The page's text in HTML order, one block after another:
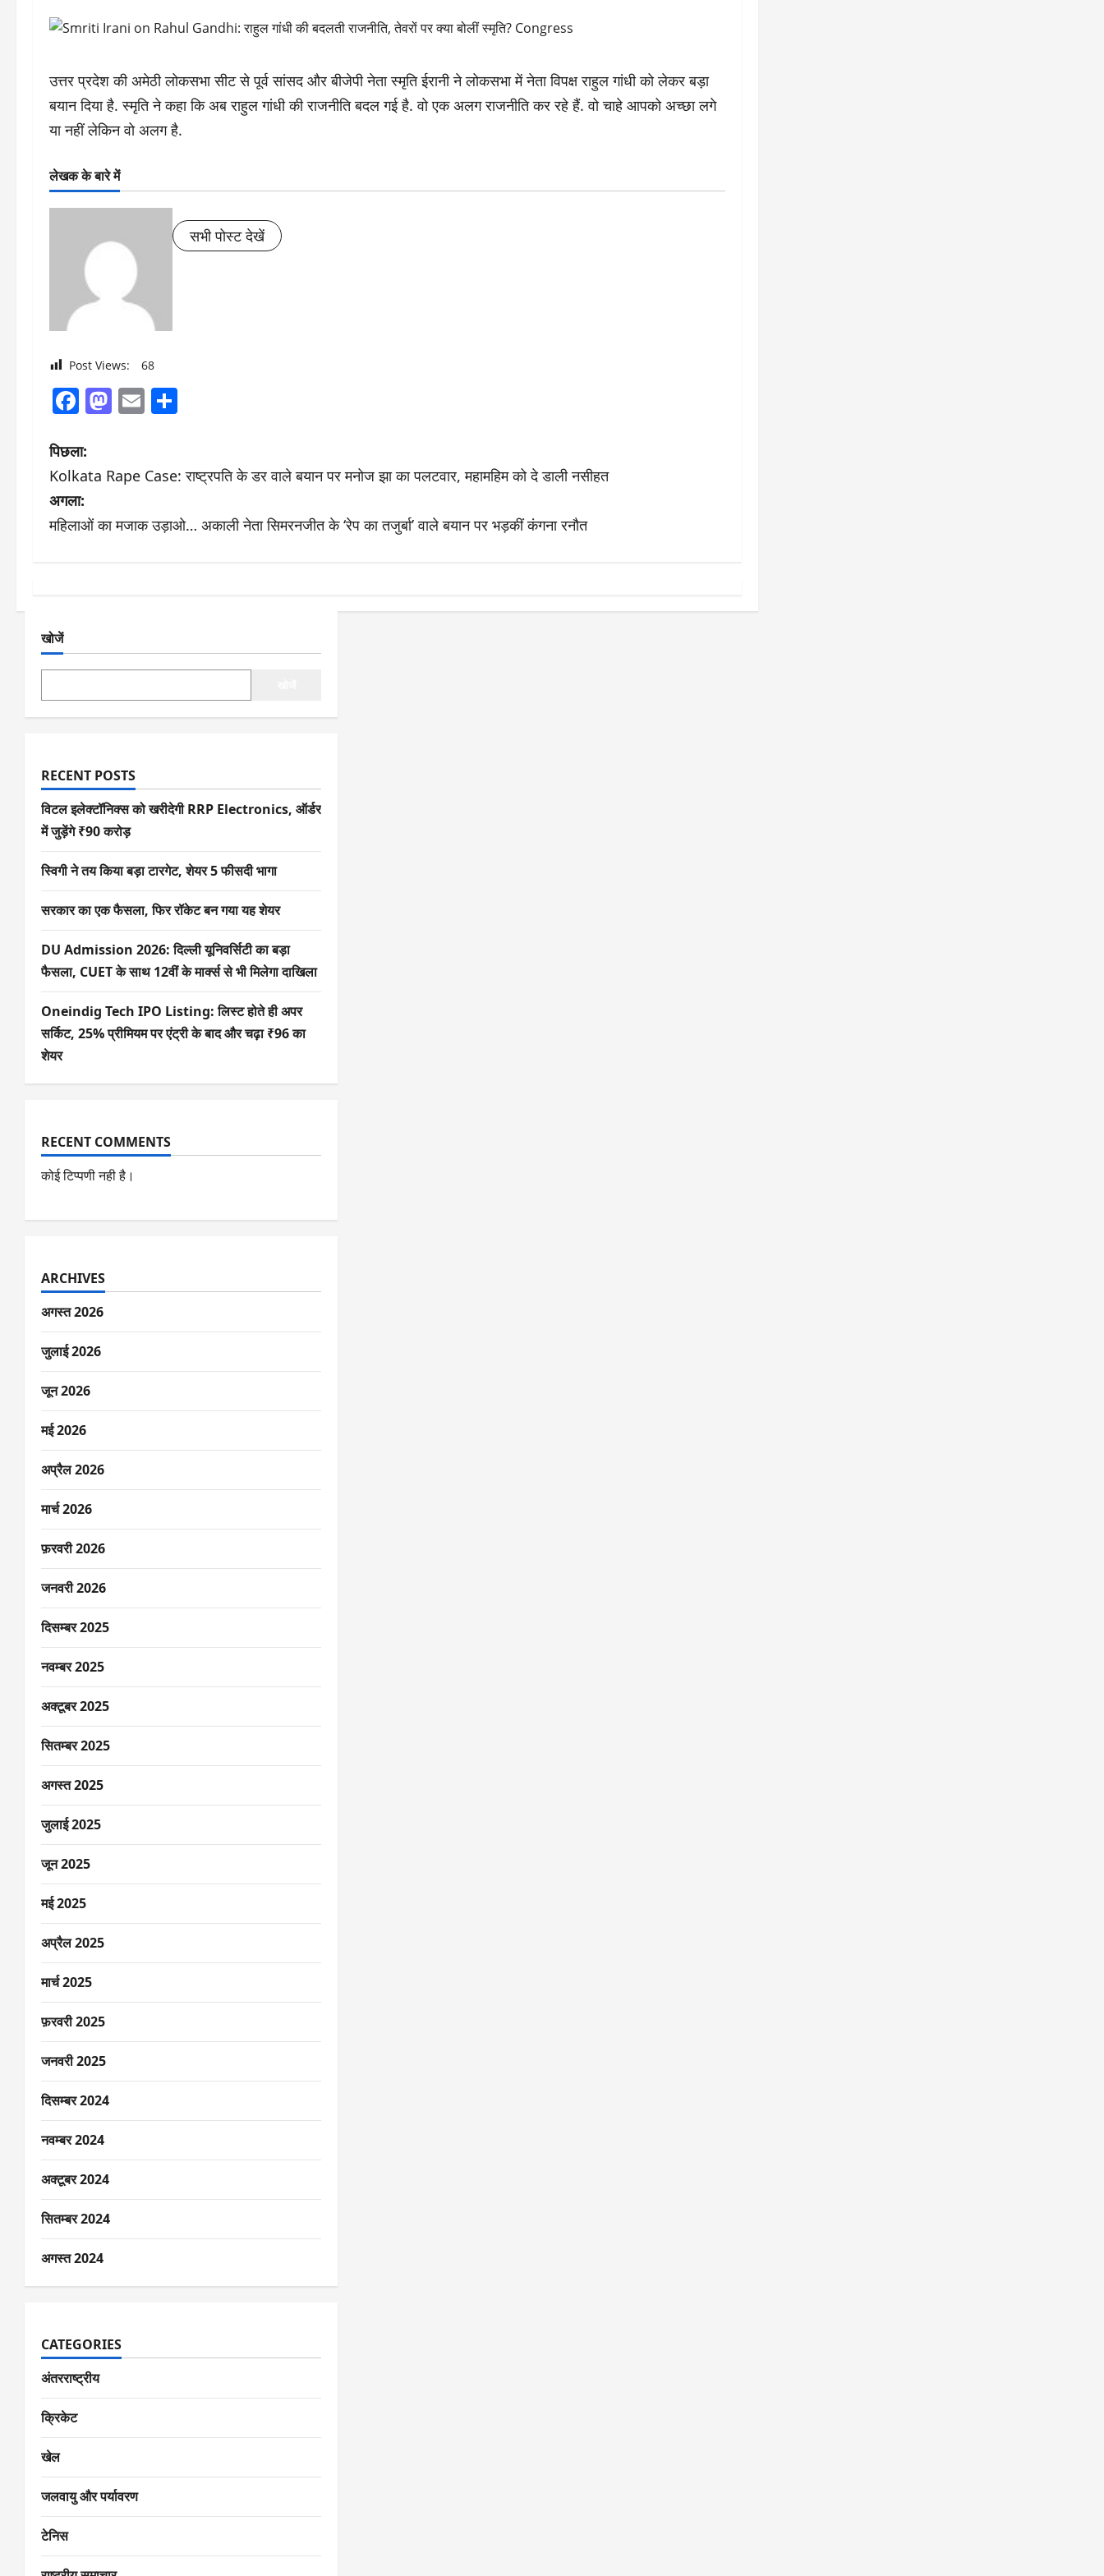
उत्तर प्रदेश की अमेठी लोकसभा सीट से पूर्व सांसद और बीजेपी नेता स्मृति ईरानी ने लोकसभा में नेता विपक्ष राहुल गांधी को लेकर बड़ा
बयान दिया है. स्मृति ने कहा कि अब राहुल गांधी की राजनीति बदल गई है. वो एक अलग राजनीति कर रहे हैं. वो चाहे आपको अच्छा लगे
या नहीं लेकिन वो अलग है.
लेखक के बारे में
सभी पोस्ट देखें
Post Views: 68
Facebook
Mastodon
Email
पो
स्ट
ने
श
न
पिछला:
Kolkata Rape Case: राष्ट्रपति के डर वाले बयान पर मनोज झा का पलटवार, महामहिम को दे डाली नसीहत
अगला:
महिलाओं का मजाक उड़ाओ… अकाली नेता सिमरनजीत के ‘रेप का तजुर्बा’ वाले बयान पर भड़कीं कंगना रनौत
खोजें
RECENT POSTS
विटल इलेक्टॉनिक्स को खरीदेगी RRP Electronics, ऑर्डर
में जुड़ेंगे ₹90 करोड़
स्विगी ने तय किया बड़ा टारगेट, शेयर 5 फीसदी भागा
सरकार का एक फैसला, फिर रॉकेट बन गया यह शेयर
DU Admission 2026: दिल्ली यूनिवर्सिटी का बड़ा
फैसला, CUET के साथ 12वीं के मार्क्स से भी मिलेगा दाखिला
Oneindig Tech IPO Listing: लिस्ट होते ही अपर
सर्किट, 25% प्रीमियम पर एंट्री के बाद और चढ़ा ₹96 का
शेयर
RECENT COMMENTS
कोई टिप्पणी नही है।
ARCHIVES
अगस्त 2026
जुलाई 2026
जून 2026
मई 2026
अप्रैल 2026
मार्च 2026
फ़रवरी 2026
जनवरी 2026
दिसम्बर 2025
नवम्बर 2025
अक्टूबर 2025
सितम्बर 2025
अगस्त 2025
जुलाई 2025
जून 2025
मई 2025
अप्रैल 2025
मार्च 2025
फ़रवरी 2025
जनवरी 2025
दिसम्बर 2024
नवम्बर 2024
अक्टूबर 2024
सितम्बर 2024
अगस्त 2024
CATEGORIES
अंतरराष्ट्रीय
क्रिकेट
खेल
जलवायु और पर्यावरण
टेनिस